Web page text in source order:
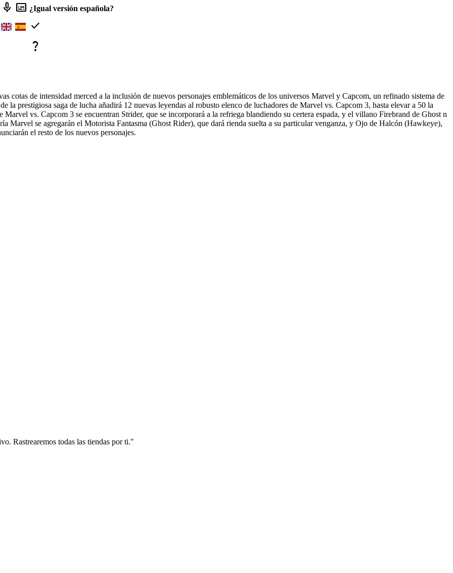
mic subtitles ¿Igual versión española?
check
question_mark
cotas de intensidad merced a la inclusión de nuevos personajes emblemáticos de los universos Marvel y Capcom, un refinado sistema de
la prestigiosa saga de lucha añadirá 12 nuevas leyendas al robusto elenco de luchadores de Marvel vs. Capcom 3, hasta elevar a 50 la
vs. Capcom 3 se encuentran Strider, que se incorporará a la refriega blandiendo su certera espada, y el villano Firebrand de Ghost n
Marvel se agregarán el Motorista Fantasma (Ghost Rider), que dará rienda suelta a su particular venganza, y Ojo de Halcón (Hawkeye),
el resto de los nuevos personajes.
Rastrearemos todas las tiendas por ti."